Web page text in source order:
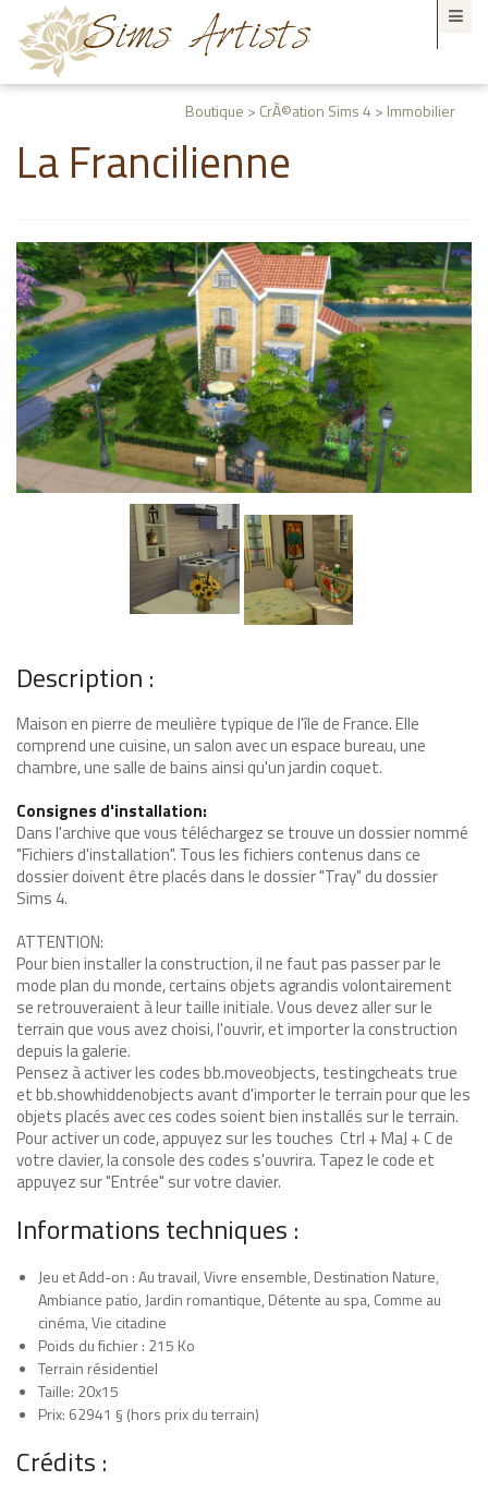
Boutique > CrÃ©ation Sims 4 > Immobilier
La Francilienne
Description :
Maison en pierre de meulière typique de l'île de France. Elle
comprend une cuisine, un salon avec un espace bureau, une
chambre, une salle de bains ainsi qu'un jardin coquet.
Consignes d'installation:
Dans l'archive que vous téléchargez se trouve un dossier nommé
"Fichiers d'installation". Tous les fichiers contenus dans ce
dossier doivent être placés dans le dossier "Tray" du dossier
Sims 4.
ATTENTION:
Pour bien installer la construction, il ne faut pas passer par le
mode plan du monde, certains objets agrandis volontairement
se retrouveraient à leur taille initiale. Vous devez aller sur le
terrain que vous avez choisi, l'ouvrir, et importer la construction
depuis la galerie.
Pensez à activer les codes bb.moveobjects, testingcheats true
et bb.showhiddenobjects avant d'importer le terrain pour que les
objets placés avec ces codes soient bien installés sur le terrain.
Pour activer un code, appuyez sur les touches Ctrl + MaJ + C de
votre clavier, la console des codes s'ouvrira. Tapez le code et
appuyez sur "Entrée" sur votre clavier.
Informations techniques :
Jeu et Add-on : Au travail, Vivre ensemble, Destination Nature,
Ambiance patio, Jardin romantique, Détente au spa, Comme au
cinéma, Vie citadine
Poids du fichier : 215 Ko
Terrain résidentiel
Taille: 20x15
Prix: 62941 § (hors prix du terrain)
Crédits :